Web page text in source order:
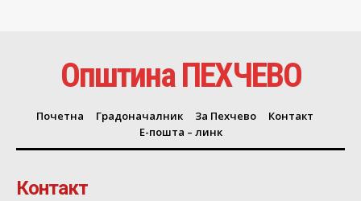
Општина ПЕХЧЕВО
Почетна Градоначалник За Пехчево
Контакт
Е-пошта – линк
Контакт